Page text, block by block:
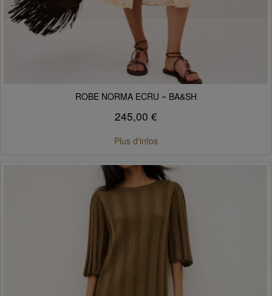
ROBE NORMA ECRU ~ BA&SH
245,00 €
Plus d'infos